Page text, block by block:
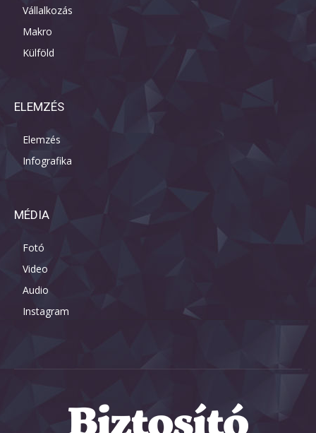
Vállalkozás
Makro
Külföld
ELEMZÉS
Elemzés
Infografika
MÉDIA
Fotó
Video
Audio
Instagram